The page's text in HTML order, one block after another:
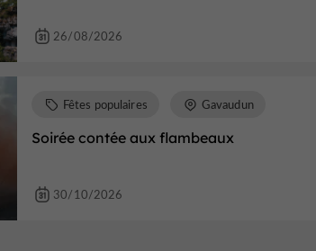
26/08/2026
Soirée contée aux flambeaux
Fêtes populaires Gavaudun
30/10/2026